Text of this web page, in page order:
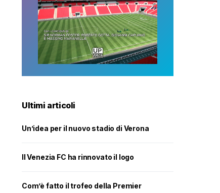
Ultimi articoli
Un’idea per il nuovo stadio di Verona
Il Venezia FC ha rinnovato il logo
Com’è fatto il trofeo della Premier